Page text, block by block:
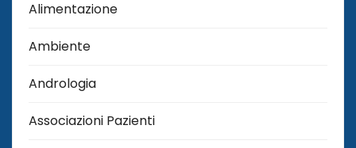
Alimentazione
Ambiente
Andrologia
Associazioni Pazienti